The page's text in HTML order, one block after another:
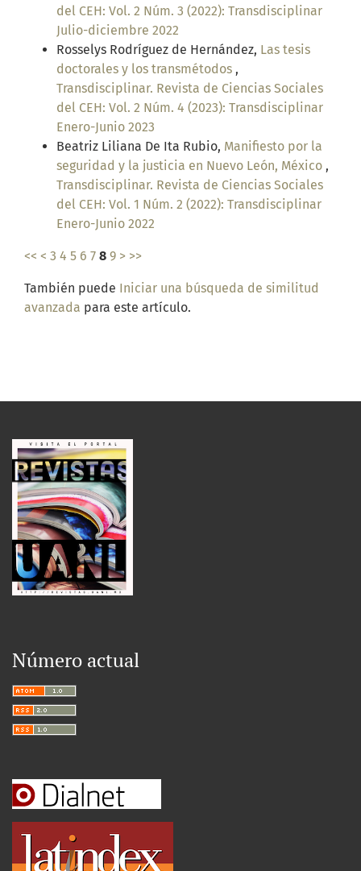
del CEH: Vol. 2 Núm. 3 (2022): Transdisciplinar
Julio-diciembre 2022
Rosselys Rodríguez de Hernández, Las tesis
doctorales y los transmétodos ,
Transdisciplinar. Revista de Ciencias Sociales
del CEH: Vol. 2 Núm. 4 (2023): Transdisciplinar
Enero-Junio 2023
Beatriz Liliana De Ita Rubio, Manifiesto por la
seguridad y la justicia en Nuevo León, México ,
Transdisciplinar. Revista de Ciencias Sociales
del CEH: Vol. 1 Núm. 2 (2022): Transdisciplinar
Enero-Junio 2022
<< < 3 4 5 6 7 8 9 > >>
También puede Iniciar una búsqueda de similitud
avanzada para este artículo.
Número actual